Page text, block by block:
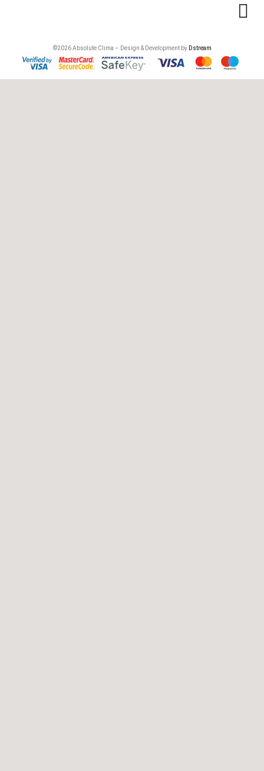
©2026 Absolute Clima – Design & Development by Dstream